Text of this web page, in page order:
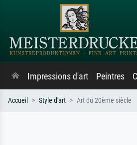
Impressions d'art Peintres
Accueil Style d'art Art du 20ème siècle